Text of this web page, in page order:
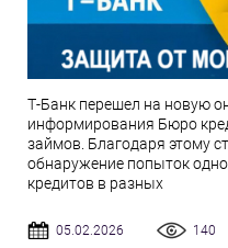
Т-Банк перешел на новую
информирования Бюро
займов. Благодаря этому
обнаружение попыток
кредитов в разных
05.02.2026 140